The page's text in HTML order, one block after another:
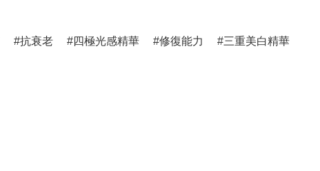
抗衰老 四極光感精華 修復能力 三重美白精華